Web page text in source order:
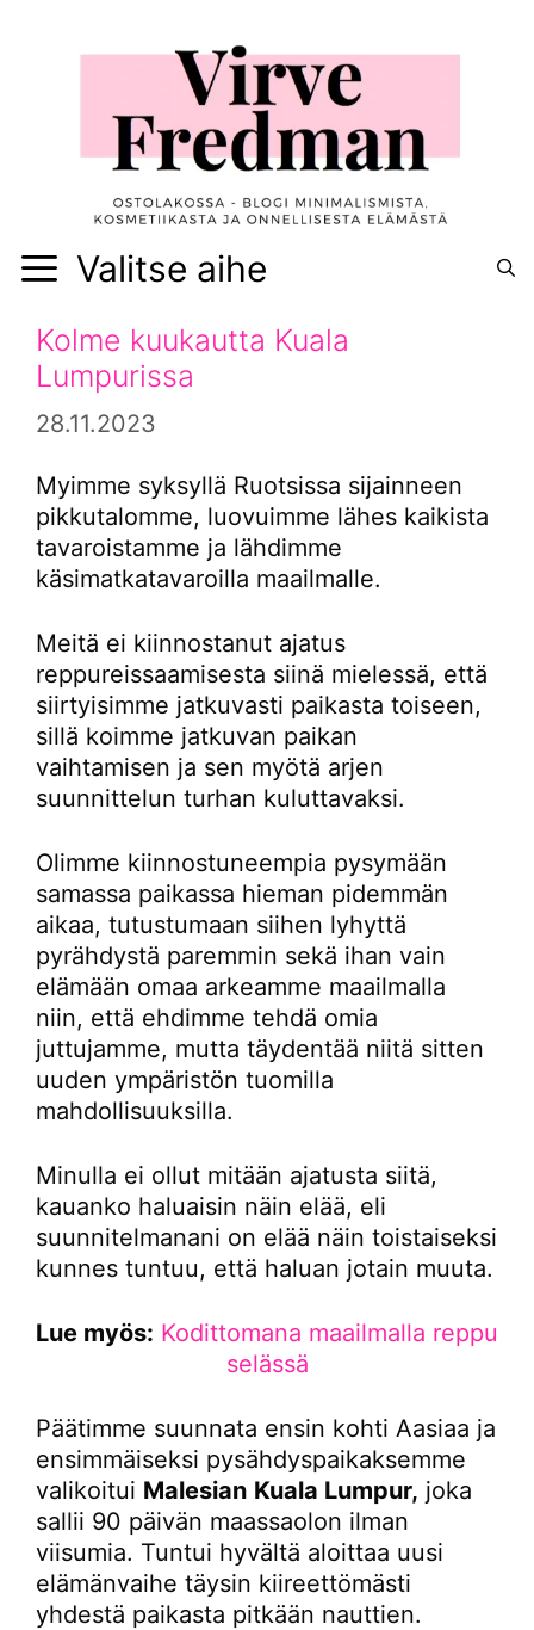
Valitse aihe
Kolme kuukautta Kuala
Lumpurissa
28.11.2023
Myimme syksyllä Ruotsissa sijainneen
pikkutalomme, luovuimme lähes kaikista
tavaroistamme ja lähdimme
käsimatkatavaroilla maailmalle.
Meitä ei kiinnostanut ajatus
reppureissaamisesta siinä mielessä, että
siirtyisimme jatkuvasti paikasta toiseen,
sillä koimme jatkuvan paikan
vaihtamisen ja sen myötä arjen
suunnittelun turhan kuluttavaksi.
Olimme kiinnostuneempia pysymään
samassa paikassa hieman pidemmän
aikaa, tutustumaan siihen lyhyttä
pyrähdystä paremmin sekä ihan vain
elämään omaa arkeamme maailmalla
niin, että ehdimme tehdä omia
juttujamme, mutta täydentää niitä sitten
uuden ympäristön tuomilla
mahdollisuuksilla.
Minulla ei ollut mitään ajatusta siitä,
kauanko haluaisin näin elää, eli
suunnitelmanani on elää näin toistaiseksi
kunnes tuntuu, että haluan jotain muuta.
Lue myös: Kodittomana maailmalla reppu
selässä
Päätimme suunnata ensin kohti Aasiaa ja
ensimmäiseksi pysähdyspaikaksemme
valikoitui Malesian Kuala Lumpur, joka
sallii 90 päivän maassaolon ilman
viisumia. Tuntui hyvältä aloittaa uusi
elämänvaihe täysin kiireettömästi
yhdestä paikasta pitkään nauttien.